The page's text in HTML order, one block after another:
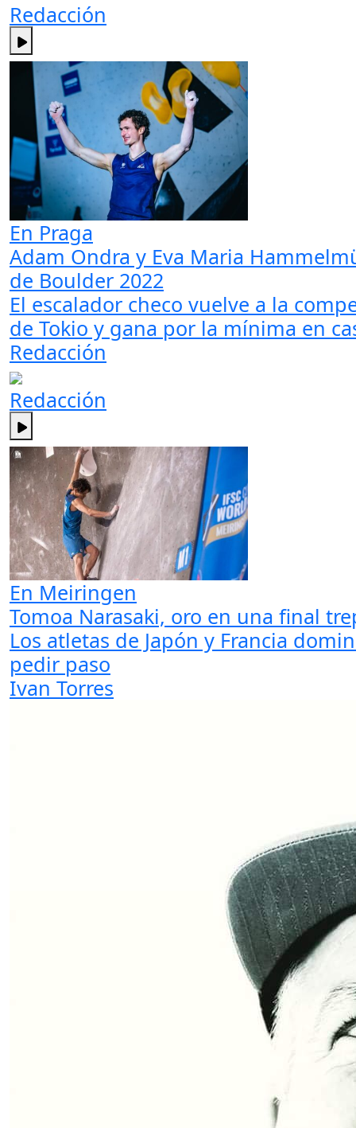
Redacción
En Praga
Adam Ondra y Eva Maria
de Boulder 2022
El escalador checo vuelve a la
de Tokio y gana por la mínima en
Redacción
Redacción
En Meiringen
Tomoa Narasaki, oro en una final
Los atletas de Japón y Francia
pedir paso
Ivan Torres